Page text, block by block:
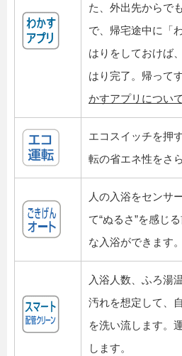
た、外出先からで
で、帰宅途中に「
はりをしておけば
はり完了。帰って
かすアプリについて
エコスイッチを押
転の省エネ性をさ
人の入浴をセンサ
て“ぬるさ”を感じ
な入浴ができます。
入浴人数、ふろ湯
汚れを想定して、
を洗い流します。
します。